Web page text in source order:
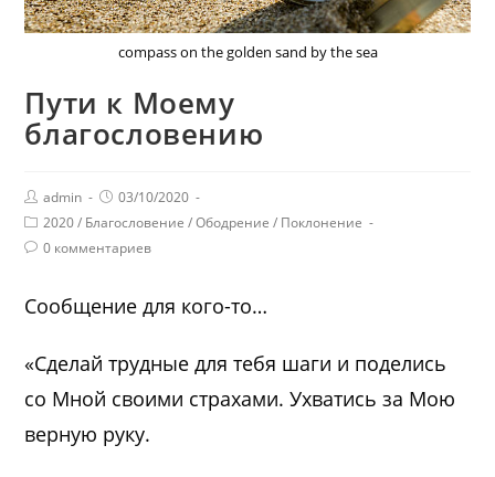
compass on the golden sand by the sea
Пути к Моему
благословению
admin
03/10/2020
2020 / Благословение / Ободрение / Поклонение
0 комментариев
Сообщение для кого-то…
«Сделай трудные для тебя шаги и поделись
со Мной своими страхами. Ухватись за Мою
верную руку.